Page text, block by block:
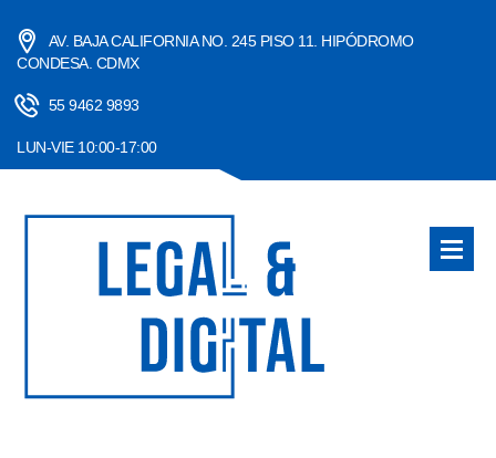
AV. BAJA CALIFORNIA NO. 245 PISO 11. HIPÓDROMO
CONDESA. CDMX
55 9462 9893
LUN-VIE 10:00-17:00